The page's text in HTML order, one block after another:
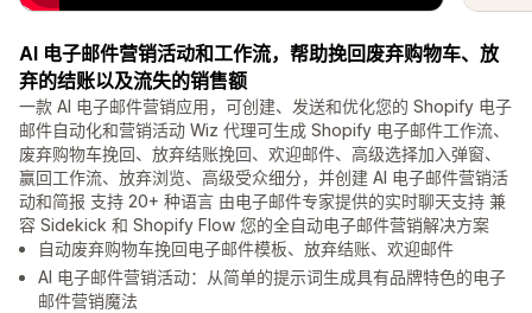
AI 电子邮件营销活动和工作流，帮助挽回废弃购物车、放
弃的结账以及流失的销售额
一款 AI 电子邮件营销应用，可创建、发送和优化您的 Shopify 电子
邮件自动化和营销活动 Wiz 代理可生成 Shopify 电子邮件工作流、
废弃购物车挽回、放弃结账挽回、欢迎邮件、高级选择加入弹窗、
赢回工作流、放弃浏览、高级受众细分，并创建 AI 电子邮件营销活
动和简报 支持 20+ 种语言 由电子邮件专家提供的实时聊天支持 兼
容 Sidekick 和 Shopify Flow 您的全自动电子邮件营销解决方案
自动废弃购物车挽回电子邮件模板、放弃结账、欢迎邮件
AI 电子邮件营销活动：从简单的提示词生成具有品牌特色的电子
邮件营销魔法